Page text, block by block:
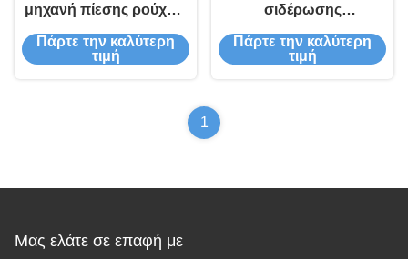
μηχανή πίεσης ρούχων
SIEMENS Υπολογιστής
ελέγχου
Πάρτε την καλύτερη
τιμή
σιδέρωσης
Κεντρίφουγα
Πολυπτέρυγα Στρίψιμο
Πάρτε την καλύτερη
τιμή
1
Μας ελάτε σε επαφή με